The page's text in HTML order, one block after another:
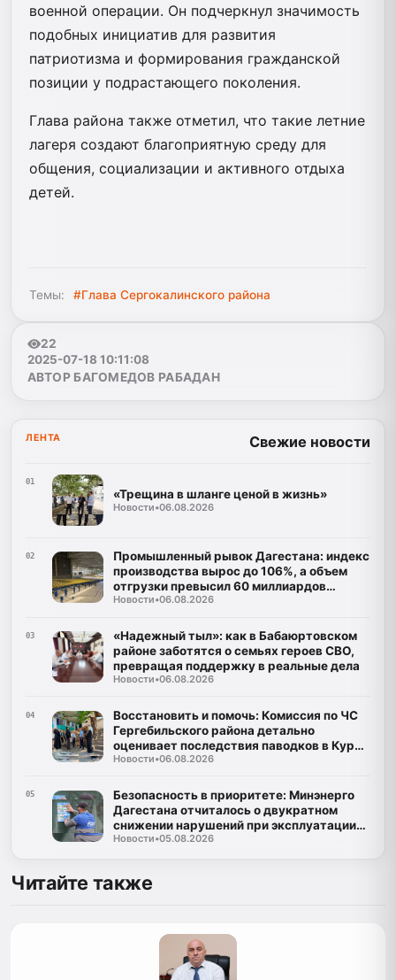
военной операции. Он подчеркнул значимость
подобных инициатив для развития
патриотизма и формирования гражданской
позиции у подрастающего поколения.
Глава района также отметил, что такие летние
лагеря создают благоприятную среду для
общения, социализации и активного отдыха
детей.
Темы: #Глава Сергокалинского района
22
2025-07-18 10:11:08
АВТОР БАГОМЕДОВ РАБАДАН
ЛЕНТА Свежие новости
01
«Трещина в шланге ценой в жизнь»
Новости•06.08.2026
02
Промышленный рывок Дагестана: индекс
производства вырос до 106%, а объем
отгрузки превысил 60 миллиардов
рублей
Новости•06.08.2026
03
«Надежный тыл»: как в Бабаюртовском
районе заботятся о семьях героев СВО,
превращая поддержку в реальные дела
Новости•06.08.2026
04
Восстановить и помочь: Комиссия по ЧС
Гергебильского района детально
оценивает последствия паводков в Курми
и Хвартикуни
Новости•06.08.2026
05
Безопасность в приоритете: Минэнерго
Дагестана отчиталось о двукратном
снижении нарушений при эксплуатации
газа
Новости•05.08.2026
Читайте также